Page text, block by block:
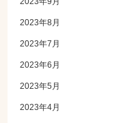
2023年8月
2023年7月
2023年6月
2023年5月
2023年4月